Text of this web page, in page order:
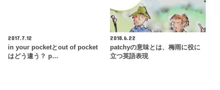
2017.7.12
in your pocketとout of pocket
はどう違う？ p…
2018.6.22
patchyの意味とは、梅雨に役に
立つ英語表現